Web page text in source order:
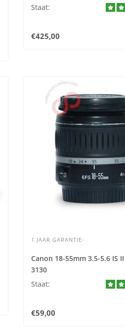
Staat:
€425,00
1 JAAR GARANTIE-
Canon 18-55mm 3.5-5.6 IS II
3130
Staat:
€59,00